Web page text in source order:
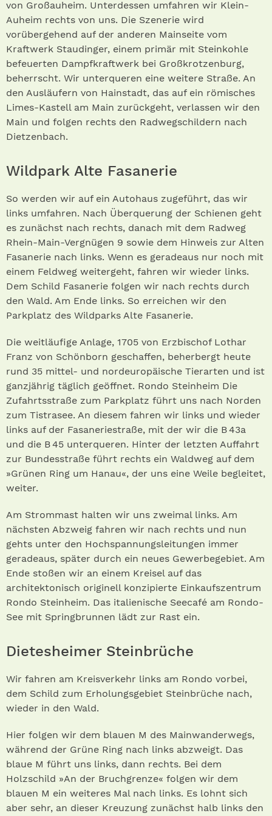
von Großauheim. Unterdessen umfahren wir Klein-
Auheim rechts von uns. Die Szenerie wird
vorübergehend auf der anderen Mainseite vom
Kraftwerk Staudinger, einem primär mit Steinkohle
befeuerten Dampfkraftwerk bei Großkrotzenburg,
beherrscht. Wir unterqueren eine weitere Straße. An
den Ausläufern von Hainstadt, das auf ein römisches
Limes-Kastell am Main zurückgeht, verlassen wir den
Main und folgen rechts den Radwegschildern nach
Dietzenbach.
Wildpark Alte Fasanerie
So werden wir auf ein Autohaus zugeführt, das wir
links umfahren. Nach Überquerung der Schienen geht
es zunächst nach rechts, danach mit dem Radweg
Rhein-Main-Vergnügen 9 sowie dem Hinweis zur Alten
Fasanerie nach links. Wenn es geradeaus nur noch mit
einem Feldweg weitergeht, fahren wir wieder links.
Dem Schild Fasanerie folgen wir nach rechts durch
den Wald. Am Ende links. So erreichen wir den
Parkplatz des Wildparks Alte Fasanerie.
Die weitläufige Anlage, 1705 von Erzbischof Lothar
Franz von Schönborn geschaffen, beherbergt heute
rund 35 mittel- und nordeuropäische Tierarten und ist
ganzjährig täglich geöffnet. Rondo Steinheim Die
Zufahrtsstraße zum Parkplatz führt uns nach Norden
zum Tistrasee. An diesem fahren wir links und wieder
links auf der Fasaneriestraße, mit der wir die B 43a
und die B 45 unterqueren. Hinter der letzten Auffahrt
zur Bundesstraße führt rechts ein Waldweg auf dem
»Grünen Ring um Hanau«, der uns eine Weile begleitet,
weiter.
Am Strommast halten wir uns zweimal links. Am
nächsten Abzweig fahren wir nach rechts und nun
gehts unter den Hochspannungsleitungen immer
geradeaus, später durch ein neues Gewerbegebiet. Am
Ende stoßen wir an einem Kreisel auf das
architektonisch originell konzipierte Einkaufszentrum
Rondo Steinheim. Das italienische Seecafé am Rondo-
See mit Springbrunnen lädt zur Rast ein.
Dietesheimer Steinbrüche
Wir fahren am Kreisverkehr links am Rondo vorbei,
dem Schild zum Erholungsgebiet Steinbrüche nach,
wieder in den Wald.
Hier folgen wir dem blauen M des Mainwanderwegs,
während der Grüne Ring nach links abzweigt. Das
blaue M führt uns links, dann rechts. Bei dem
Holzschild »An der Bruchgrenze« folgen wir dem
blauen M ein weiteres Mal nach links. Es lohnt sich
aber sehr, an dieser Kreuzung zunächst halb links den